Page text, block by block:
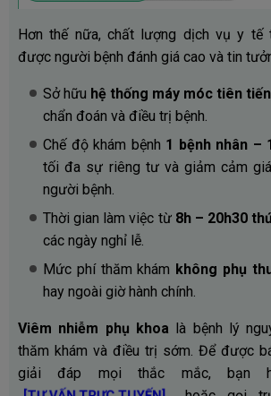
Hơn thế nữa, chất lượng dịch vụ y tế
được người bệnh đánh giá cao và tin
Sở hữu hệ thống máy móc tiên
chẩn đoán và điều trị bệnh.
Chế độ khám bệnh 1 bệnh nhân –
tối đa sự riêng tư và giảm cảm
người bệnh.
Thời gian làm việc từ 8h – 20h30
các ngày nghỉ lễ.
Mức phí thăm khám không phụ
hay ngoài giờ hành chính.
Viêm nhiễm phụ khoa là bệnh lý
thăm khám và điều trị sớm. Để được
giải đáp mọi thắc mắc, bạn